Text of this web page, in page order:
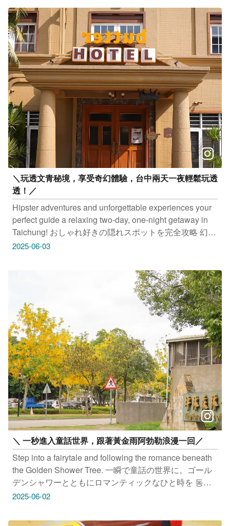
다 #타이중 공항 주변의 힐링 스팟 3곳에서 오후의 슬로
우 여행을 시작해 보세요 #藍月咖啡Bluoon coffee 地址：
台中市沙鹿區中山路紅竹巷258號 #三茶一生－小院茶事
地址：台中市沙鹿區日新街45巷21號 #沙鹿之翼 地址：
台中市沙鹿區中棲路281-3號 感謝IG網友 @‌ning01212、
@a _hsuan_1118 提供授權美照 只要
Tag@taichungtravels 就有機會讓你的美照在大玩台中
FB、IG、微博及臺中觀光旅遊網上曝光喔！
#taichungtravels #travel #scenery #Landscape #taiwan
#taichung #discovertaichung #여행 #풍경 #観光 #旅行 #
風景 #台中 #大玩台中 #台中景點 #打卡景點 #台中風景 #
台中旅遊‌‌‌ #藍月咖啡 #三茶一生 #沙鹿之意 #台中機場週
邊景點
＼玩透文青秘境，享受奇幻體驗，台中兩天一夜輕鬆玩透
透！／
Hipster adventures and unforgettable experiences your
perfect guide a relaxing two-day, one-night getaway in
Taichung! おしゃれ好きの隠れスポットを完全攻略 幻想
的な体験を楽しもう、台中1泊2日で気軽に満喫！ 힙스
동안 신나는 여행을 즐기세요! #奶油飯店 地址：台中市
西區民權路217巷18號 #八巷咖啡 地址：台中市西區中興
八巷22號一樓 #綠光計劃 地址：台中市西區中興一巷19
號 #桂香豆花 地址：台中市西區美村路一段102巷4號 #
幻覺博物館 地址：台中市西區精誠路66號 感謝 ＠
summer_7.22、 @friedsister_0731 提供授權美照 只要
Tag@taichungtravels 就有機會讓你的美照在大玩台中
FB、IG、微博及臺中觀光旅遊網上曝光喔！
2025-06-03
＼ 一秒進入童話世界，跟著黃金雨阿勃勒浪漫一回／
Step into a fairytale and following the romance beneath
the Golden Shower Tree. 一瞬で童話の世界に。ゴール
デンシャワーとともにロマンティックなひと時を 동화
속 세상으로 들어가 카시아 피스툴라와 함께 즐기는 로맨
路二段803號國軍醫院對面 #中興大學 地址：台中市南區
2025-06-02